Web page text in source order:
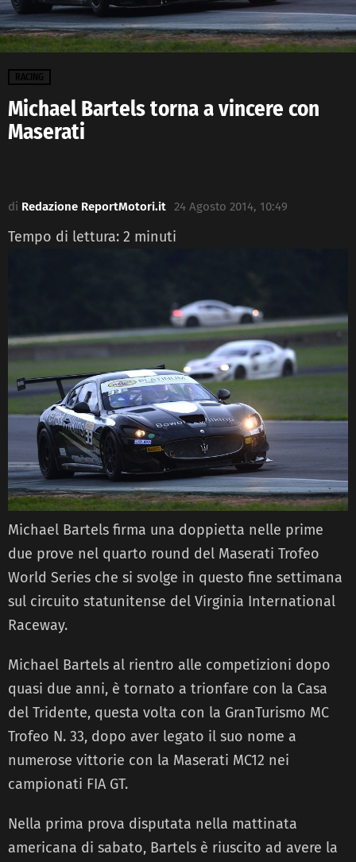
RACING
Michael Bartels torna a vincere con
Maserati
di Redazione ReportMotori.it 24 Agosto 2014, 10:49
Tempo di lettura: 2 minuti
Michael Bartels firma una doppietta nelle prime
due prove nel quarto round del Maserati Trofeo
World Series che si svolge in questo fine settimana
sul circuito statunitense del Virginia International
Raceway.
Michael Bartels al rientro alle competizioni dopo
quasi due anni, è tornato a trionfare con la Casa
del Tridente, questa volta con la GranTurismo MC
Trofeo N. 33, dopo aver legato il suo nome a
numerose vittorie con la Maserati MC12 nei
campionati FIA GT.
Nella prima prova disputata nella mattinata
americana di sabato, Bartels è riuscito ad avere la